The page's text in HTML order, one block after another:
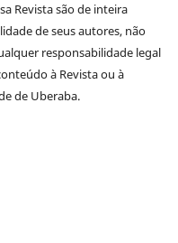
Revista são de inteira
de seus autores, não
responsabilidade legal
à Revista ou à
de Uberaba.